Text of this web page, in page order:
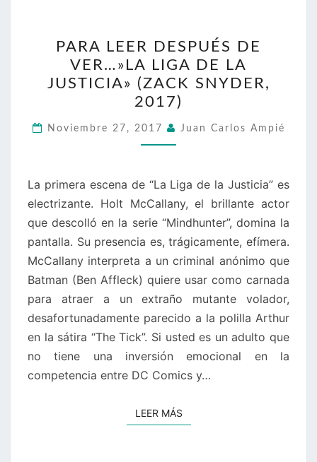
LEER
DESPUÉS
DE
VER…»LA
LIGA
DE
JUSTICIA»
(ZACK
SNYDER,
2017)
PARA LEER DESPUÉS DE
VER…»LA LIGA DE LA
JUSTICIA» (ZACK SNYDER,
2017)
Noviembre 27, 2017 Juan Carlos Ampié
La primera escena de “La Liga de la Justicia” es
electrizante. Holt McCallany, el brillante actor
que descolló en la serie “Mindhunter”, domina la
pantalla. Su presencia es, trágicamente, efímera.
McCallany interpreta a un criminal anónimo que
Batman (Ben Affleck) quiere usar como carnada
para atraer a un extraño mutante volador,
desafortunadamente parecido a la polilla Arthur
en la sátira “The Tick”. Si usted es un adulto que
no tiene una inversión emocional en la
competencia entre DC Comics y…
LEER MÁSLEER MÁS